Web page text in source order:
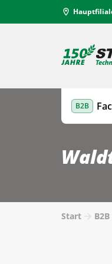
location_on
B2B
Start B2B